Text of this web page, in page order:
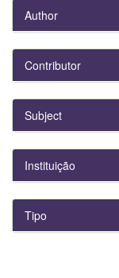
Author
Contributor
Subject
Instituição
Tipo